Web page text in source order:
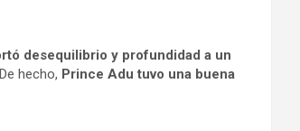
desequilibrio y profundidad a un
hecho, Prince Adu tuvo una buena